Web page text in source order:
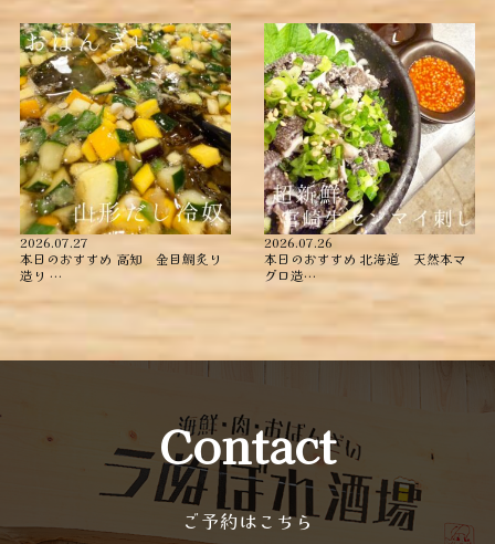
2026.07.27
本日のおすすめ ︎高知 金目鯛炙り
造り ︎…
2026.07.26
本日のおすすめ ︎北海道 天然本マ
グロ造…
Contact
ご予約はこちら